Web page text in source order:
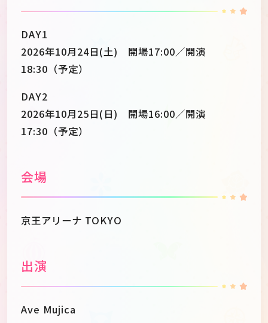
DAY1
2026年10月24日(土) 開場17:00／開演
18:30（予定）
DAY2
2026年10月25日(日) 開場16:00／開演
17:30（予定）
会場
京王アリーナ TOKYO
出演
Ave Mujica